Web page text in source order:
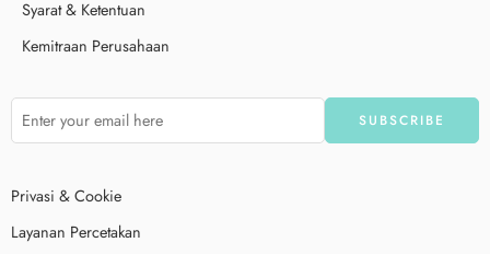
Syarat & Ketentuan
Kemitraan Perusahaan
Privasi & Cookie
Layanan Percetakan